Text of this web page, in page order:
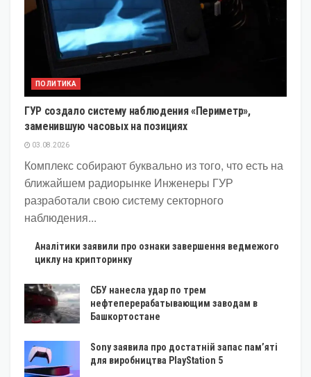
ПОЛИТИКА
ГУР создало систему наблюдения «Периметр»,
заменившую часовых на позициях
03.08.2026
Комплекс собирают буквально из того, что есть на
ближайшем радиорынке Инженеры ГУР
разработали свою систему секторного
наблюдения...
Аналітики заявили про ознаки завершення ведмежого
циклу на крипторинку
СБУ нанесла удар по трем
нефтеперерабатывающим заводам в
Башкортостане
Sony заявила про достатній запас пам’яті
для виробництва PlayStation 5